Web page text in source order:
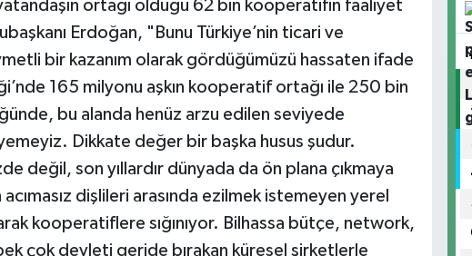
ortağı olduğu 62 bin kooperatifin faaliyet
Erdoğan, "Bunu Türkiye’nin ticari ve
bir kazanım olarak gördüğümüzü hassaten ifade
165 milyonu aşkın kooperatif ortağı ile 250 bin
bu alanda henüz arzu edilen seviyede
Dikkate değer bir başka husus şudur.
değil, son yıllardır dünyada da ön plana çıkmaya
dişlileri arasında ezilmek istemeyen yerel
kooperatiflere sığınıyor. Bilhassa bütçe, network,
çok devleti geride bırakan küresel şirketlerle